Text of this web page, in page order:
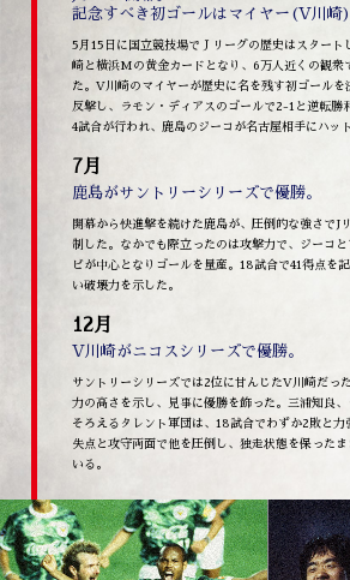
記念すべき初ゴールはマイヤー(V川崎)
5月15日に国立競技場でＪリーグの歴史はスタート
崎と横浜Mの黄金カードとなり、6万人近くの観衆
た。V川崎のマイヤーが歴史に名を残す初ゴール
反撃し、ラモン・ディアスのゴールで2-1と逆転勝
4試合が行われ、鹿島のジーコが名古屋相手にハッ
7月
鹿島がサントリーシリーズで優勝。
開幕から快進撃を続けた鹿島が、圧倒的な強さでJ
制した。なかでも際立ったのは攻撃力で、ジーコ
ビが中心となりゴールを量産。18試合で41得点を
い破壊力を示した。
12月
V川崎がニコスシリーズで優勝。
サントリーシリーズでは2位に甘んじたV川崎だっ
力の高さを示し、見事に優勝を飾った。三浦知良
そろえるタレント軍団は、18試合でわずか2敗と力
失点と攻守両面で他を圧倒し、独走状態を保った
いる。